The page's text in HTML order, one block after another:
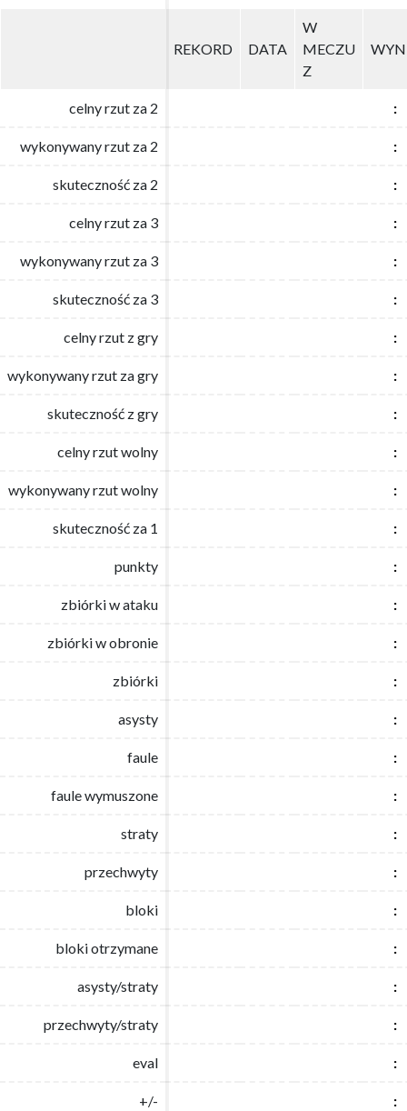
REKORD DATA
W
MECZU
Z
celny rzut za 2 :
wykonywany rzut za 2 :
skuteczność za 2 :
celny rzut za 3 :
wykonywany rzut za 3 :
skuteczność za 3 :
celny rzut z gry :
wykonywany rzut za gry :
skuteczność z gry :
celny rzut wolny :
wykonywany rzut wolny :
skuteczność za 1 :
punkty :
zbiórki w ataku :
zbiórki w obronie :
zbiórki :
asysty :
faule :
faule wymuszone :
straty :
przechwyty :
bloki :
bloki otrzymane :
asysty/straty :
przechwyty/straty :
eval :
+/- :
REKORD DATA
W
MECZU
Z
celny rzut za 2 :
wykonywany rzut za 2 :
skuteczność za 2 :
celny rzut za 3 :
wykonywany rzut za 3 :
skuteczność za 3 :
celny rzut z gry :
wykonywany rzut za gry :
skuteczność z gry :
celny rzut wolny :
wykonywany rzut wolny :
skuteczność za 1 :
punkty :
zbiórki w ataku :
zbiórki w obronie :
zbiórki :
asysty :
faule :
faule wymuszone :
straty :
przechwyty :
bloki :
bloki otrzymane :
asysty/straty :
przechwyty/straty :
eval :
+/- :